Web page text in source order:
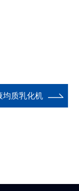
均质乳化机